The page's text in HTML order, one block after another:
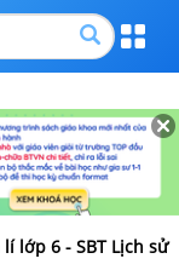
lớp 6 - SBT Lịch sử